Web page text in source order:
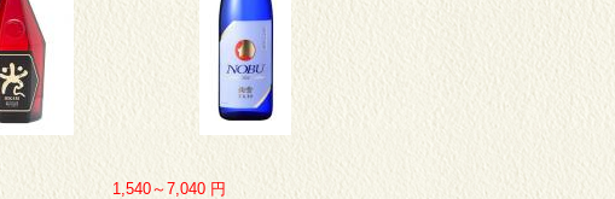
1,540～7,040 円